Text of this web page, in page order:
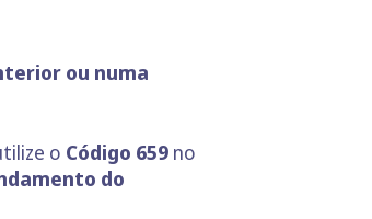
ou numa
o Código 659 no
do